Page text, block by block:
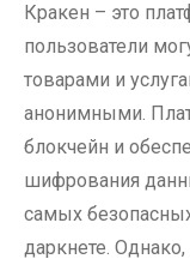
Кракен – это
пользователи
товарами и
анонимными.
блокчейн и
шифрования
самых
даркнете.